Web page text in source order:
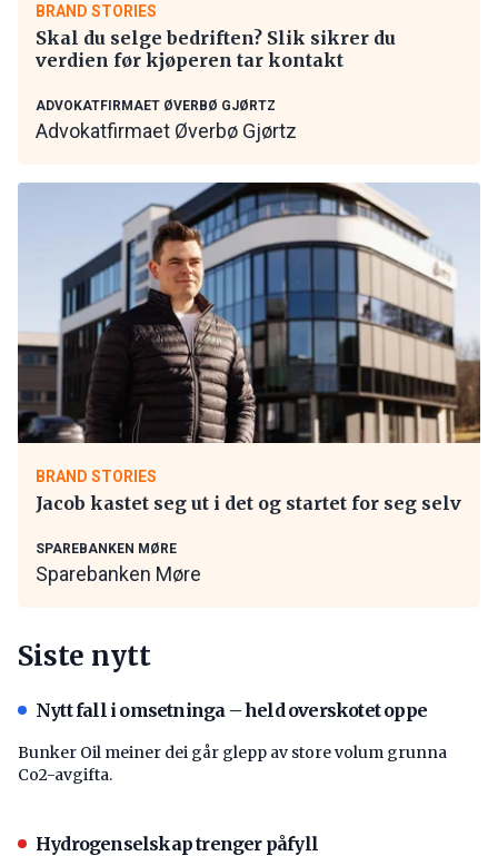
BRAND STORIES
Skal du selge bedriften? Slik sikrer du
verdien før kjøperen tar kontakt
ADVOKATFIRMAET ØVERBØ GJØRTZ
Advokatfirmaet Øverbø Gjørtz
BRAND STORIES
Jacob kastet seg ut i det og startet for seg selv
SPAREBANKEN MØRE
Sparebanken Møre
Siste nytt
Nytt fall i omsetninga – held overskotet oppe
Bunker Oil meiner dei går glepp av store volum grunna
Co2-avgifta.
Hydrogenselskap trenger påfyll